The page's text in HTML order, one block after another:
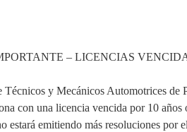
– LICENCIAS
Técnicos y Mecánicos Automotrices
con una licencia vencida por 10
estará emitiendo más resoluciones por